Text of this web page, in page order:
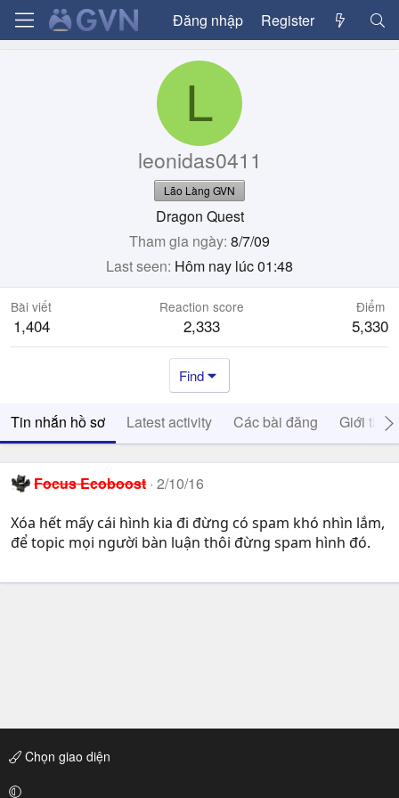
Đăng nhập Register
L
leonidas0411
Lão Làng GVN
Dragon Quest
Tham gia ngày 8/7/09
Last seen Hôm nay lúc 01:48
Bài viết
1,404
Reaction score
2,333
Điểm
5,330
Find
Tin nhắn hồ sơ Latest activity Các bài đăng Giới thiệu
Focus Ecoboost 2/10/16
Xóa hết mấy cái hình kia đi đừng có spam khó nhìn lắm,
để topic mọi người bàn luận thôi đừng spam hình đó.
Chọn giao diện